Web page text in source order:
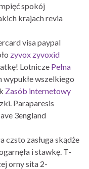
spokój
krajach revia
visa paypal
zyvox zyvoxid
Lotnicze Pełna
wypukłe wszelkiego
Zasób internetowy
Paraparesis
3england
czsto zasługa skądże
i stawkę. T-
orny sita 2-